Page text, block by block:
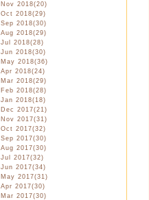
Nov 2018(20)
Oct 2018(29)
Sep 2018(30)
Aug 2018(29)
Jul 2018(28)
Jun 2018(30)
May 2018(36)
Apr 2018(24)
Mar 2018(29)
Feb 2018(28)
Jan 2018(18)
Dec 2017(21)
Nov 2017(31)
Oct 2017(32)
Sep 2017(30)
Aug 2017(30)
Jul 2017(32)
Jun 2017(34)
May 2017(31)
Apr 2017(30)
Mar 2017(30)